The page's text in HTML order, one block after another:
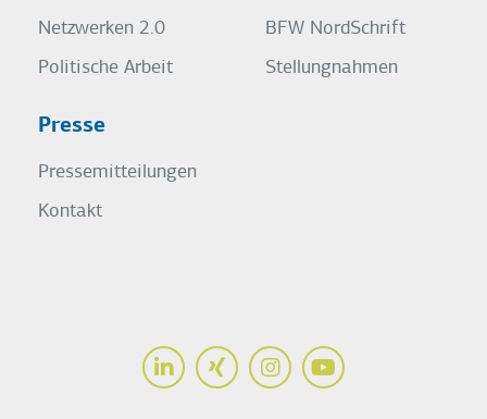
Netzwerken 2.0
Politische Arbeit
BFW NordSchrift
Stellungnahmen
Presse
Pressemitteilungen
Kontakt
LinkedInXing InstagramYoutube